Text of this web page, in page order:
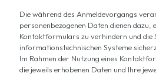
Die während des Anmeldevorgangs
personenbezogenen Daten dienen dazu,
Kontaktformulars zu verhindern und die
informationstechnischen Systeme
Im Rahmen der Nutzung eines
die jeweils erhobenen Daten und Ihre